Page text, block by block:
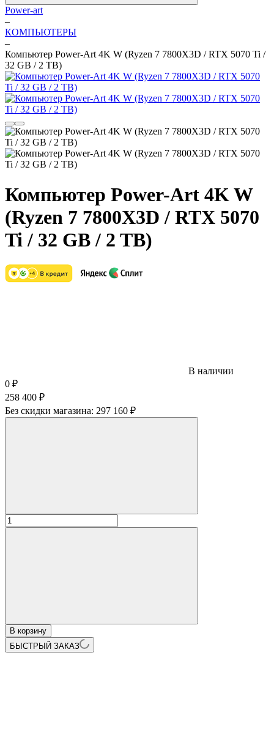
Power-art
–
КОМПЬЮТЕРЫ
–
Компьютер Power-Art 4K W (Ryzen 7 7800X3D / RTX 5070 Ti /
32 GB / 2 TB)
Компьютер Power-Art 4K W
(Ryzen 7 7800X3D / RTX 5070
Ti / 32 GB / 2 TB)
В наличии
0 ₽
258 400 ₽
Без скидки магазина: 297 160 ₽
В корзину
БЫСТРЫЙ ЗАКАЗ